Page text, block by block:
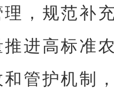
，规范补
进高标准
管护机制